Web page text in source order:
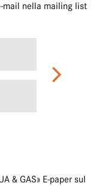
mail nella mailing list
& GAS» E-paper sul